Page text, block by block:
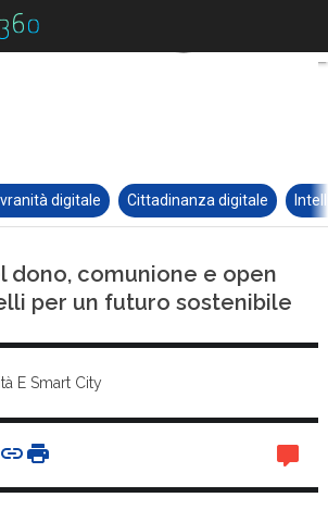
digitale Cittadinanza digitale
dono, comunione e open
per un futuro sostenibile
E Smart City